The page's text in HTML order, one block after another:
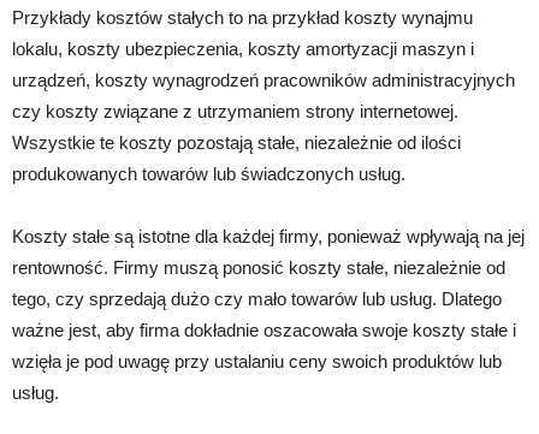
Przykłady kosztów stałych to na przykład koszty wynajmu
lokalu, koszty ubezpieczenia, koszty amortyzacji maszyn i
urządzeń, koszty wynagrodzeń pracowników administracyjnych
czy koszty związane z utrzymaniem strony internetowej.
Wszystkie te koszty pozostają stałe, niezależnie od ilości
produkowanych towarów lub świadczonych usług.
Koszty stałe są istotne dla każdej firmy, ponieważ wpływają na jej
rentowność. Firmy muszą ponosić koszty stałe, niezależnie od
tego, czy sprzedają dużo czy mało towarów lub usług. Dlatego
ważne jest, aby firma dokładnie oszacowała swoje koszty stałe i
wzięła je pod uwagę przy ustalaniu ceny swoich produktów lub
usług.